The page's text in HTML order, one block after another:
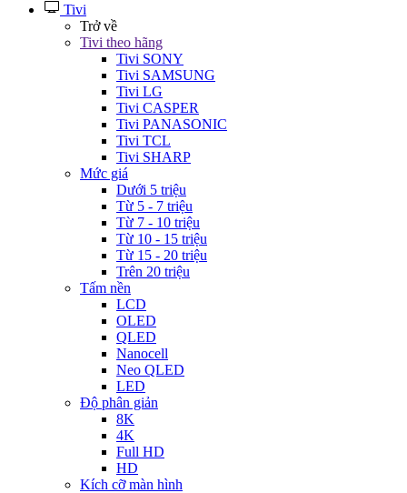
Tivi
Trở về
Tivi theo hãng
Tivi SONY
Tivi SAMSUNG
Tivi LG
Tivi CASPER
Tivi PANASONIC
Tivi TCL
Tivi SHARP
Mức giá
Dưới 5 triệu
Từ 5 - 7 triệu
Từ 7 - 10 triệu
Từ 10 - 15 triệu
Từ 15 - 20 triệu
Trên 20 triệu
Tấm nền
LCD
OLED
QLED
Nanocell
Neo QLED
LED
Độ phân giản
8K
4K
Full HD
HD
Kích cỡ màn hình